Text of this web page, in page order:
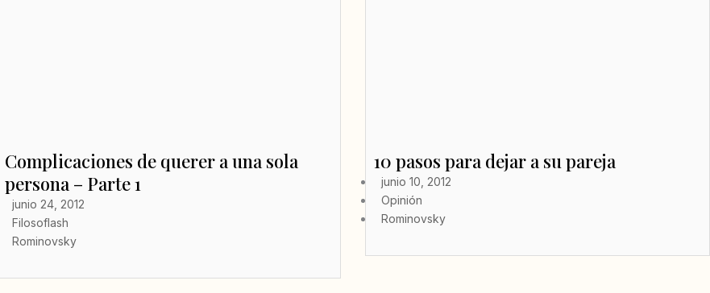
Complicaciones de querer a una sola
persona – Parte 1
junio 24, 2012
Filosoflash
Rominovsky
10 pasos para dejar a su pareja
junio 10, 2012
Opinión
Rominovsky